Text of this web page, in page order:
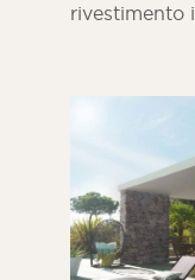
rivestimento